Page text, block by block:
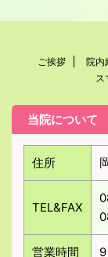
ご挨拶 院内
ス
当院について
住所
TEL&FAX
営業時間